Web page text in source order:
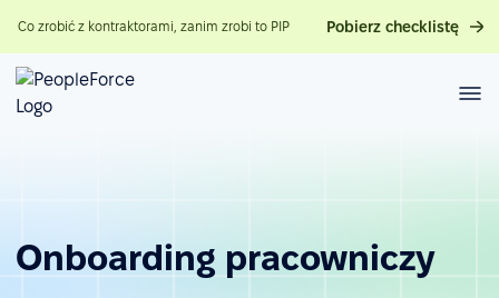
Co zrobić z kontraktorami, zanim zrobi to PIP Pobierz checklistę
Onboarding pracowniczy